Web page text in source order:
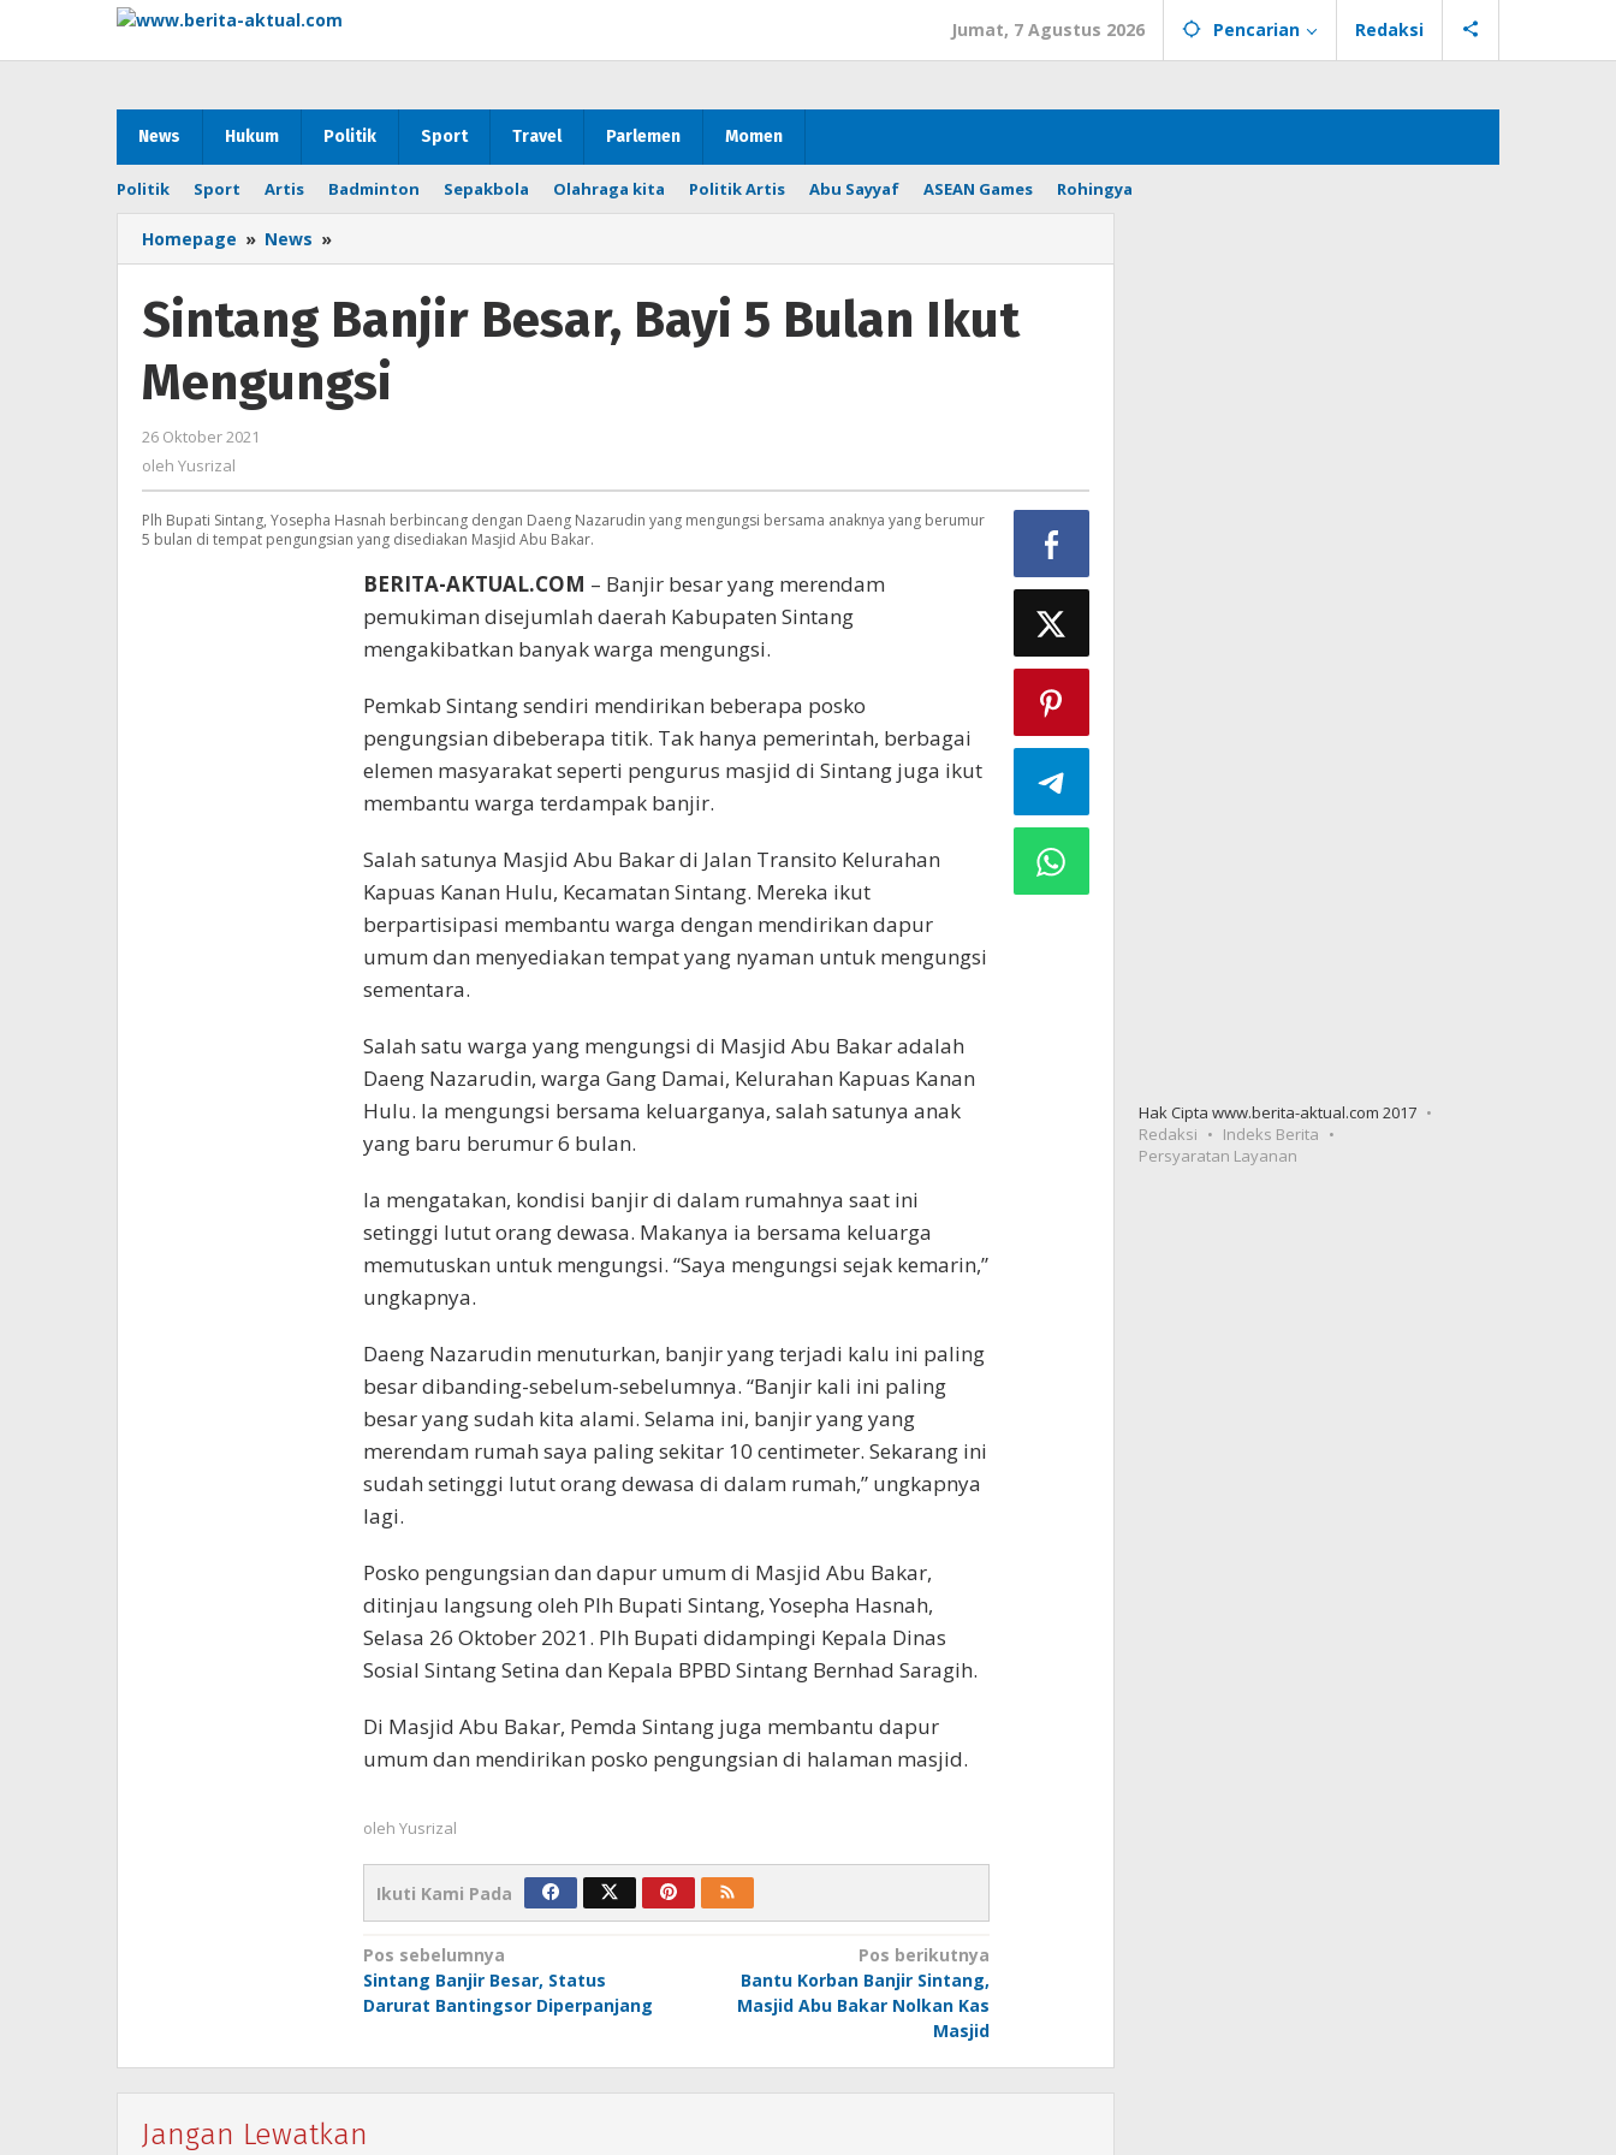
konten
Jumat, 7 Agustus 2026 Pencarian Redaksi
News Hukum Politik Sport Travel Parlemen Momen
Politik Sport Artis Badminton Sepakbola Olahraga kita Politik Artis Abu Sayyaf ASEAN Games Rohingya
Homepage » News »
Banjir
Bayi
5
Bulan
Ikut
Mengungsi
Sintang Banjir Besar, Bayi 5 Bulan Ikut
Mengungsi
26 Oktober 2021
oleh Yusrizal
Plh Bupati Sintang, Yosepha Hasnah berbincang dengan Daeng Nazarudin yang mengungsi bersama anaknya yang berumur
5 bulan di tempat pengungsian yang disediakan Masjid Abu Bakar.
BERITA-AKTUAL.COM – Banjir besar yang merendam
pemukiman disejumlah daerah Kabupaten Sintang
mengakibatkan banyak warga mengungsi.
Pemkab Sintang sendiri mendirikan beberapa posko
pengungsian dibeberapa titik. Tak hanya pemerintah, berbagai
elemen masyarakat seperti pengurus masjid di Sintang juga ikut
membantu warga terdampak banjir.
Salah satunya Masjid Abu Bakar di Jalan Transito Kelurahan
Kapuas Kanan Hulu, Kecamatan Sintang. Mereka ikut
berpartisipasi membantu warga dengan mendirikan dapur
umum dan menyediakan tempat yang nyaman untuk mengungsi
sementara.
Salah satu warga yang mengungsi di Masjid Abu Bakar adalah
Daeng Nazarudin, warga Gang Damai, Kelurahan Kapuas Kanan
Hulu. Ia mengungsi bersama keluarganya, salah satunya anak
yang baru berumur 6 bulan.
Ia mengatakan, kondisi banjir di dalam rumahnya saat ini
setinggi lutut orang dewasa. Makanya ia bersama keluarga
memutuskan untuk mengungsi. “Saya mengungsi sejak kemarin,”
ungkapnya.
Daeng Nazarudin menuturkan, banjir yang terjadi kalu ini paling
besar dibanding-sebelum-sebelumnya. “Banjir kali ini paling
besar yang sudah kita alami. Selama ini, banjir yang yang
merendam rumah saya paling sekitar 10 centimeter. Sekarang ini
sudah setinggi lutut orang dewasa di dalam rumah,” ungkapnya
lagi.
Posko pengungsian dan dapur umum di Masjid Abu Bakar,
ditinjau langsung oleh Plh Bupati Sintang, Yosepha Hasnah,
Selasa 26 Oktober 2021. Plh Bupati didampingi Kepala Dinas
Sosial Sintang Setina dan Kepala BPBD Sintang Bernhad Saragih.
Di Masjid Abu Bakar, Pemda Sintang juga membantu dapur
umum dan mendirikan posko pengungsian di halaman masjid.
oleh Yusrizal
Ikuti Kami Pada
Navigasi
pos
Pos sebelumnya
Sintang Banjir Besar, Status
Darurat Bantingsor Diperpanjang
Pos berikutnya
Bantu Korban Banjir Sintang,
Masjid Abu Bakar Nolkan Kas
Masjid
Jangan Lewatkan
Hak Cipta www.berita-aktual.com 2017
Redaksi
Indeks Berita
Persyaratan Layanan